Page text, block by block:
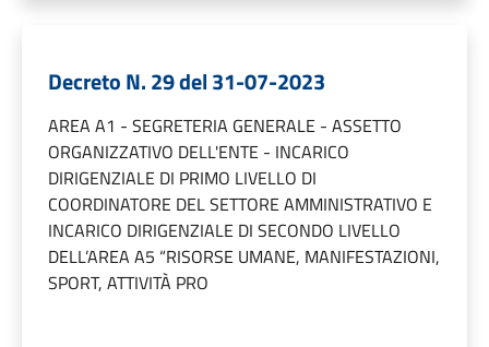
Decreto N. 29 del 31-07-2023
AREA A1 - SEGRETERIA GENERALE - ASSETTO
ORGANIZZATIVO DELL'ENTE - INCARICO
DIRIGENZIALE DI PRIMO LIVELLO DI
COORDINATORE DEL SETTORE AMMINISTRATIVO E
INCARICO DIRIGENZIALE DI SECONDO LIVELLO
DELL’AREA A5 “RISORSE UMANE, MANIFESTAZIONI,
SPORT, ATTIVITÀ PRO